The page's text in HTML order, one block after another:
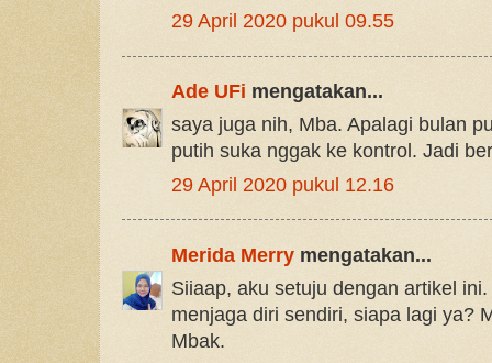
29 April 2020 pukul 09.55
Ade UFi mengatakan...
saya juga nih, Mba. Apalagi bulan
putih suka nggak ke kontrol. Jadi
29 April 2020 pukul 12.16
Merida Merry mengatakan...
Siiaap, aku setuju dengan artikel
menjaga diri sendiri, siapa lagi ya?
Mbak.